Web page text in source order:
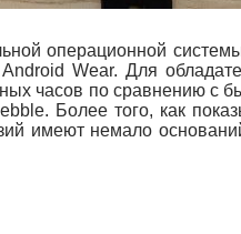
операционной
Wear. Для
часов по сравнению с
Более того, как
имеют немало